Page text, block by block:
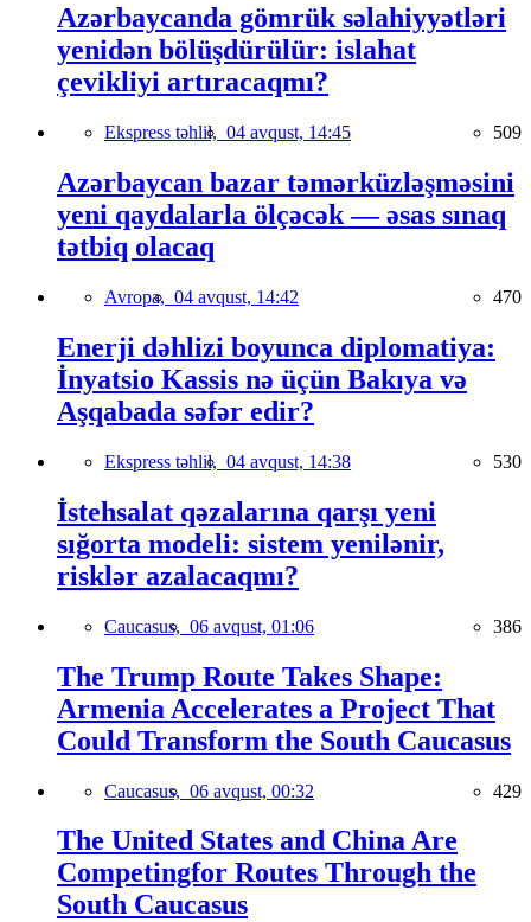
Azərbaycanda gömrük səlahiyyətləri
yenidən bölüşdürülür: islahat
çevikliyi artıracaqmı?
Ekspress təhlil, 04 avqust, 14:45 509
Azərbaycan bazar təmərküzləşməsini
yeni qaydalarla ölçəcək — əsas sınaq
tətbiq olacaq
Avropa, 04 avqust, 14:42 470
Enerji dəhlizi boyunca diplomatiya:
İnyatsio Kassis nə üçün Bakıya və
Aşqabada səfər edir?
Ekspress təhlil, 04 avqust, 14:38 530
İstehsalat qəzalarına qarşı yeni
sığorta modeli: sistem yenilənir,
risklər azalacaqmı?
Caucasus, 06 avqust, 01:06 386
The Trump Route Takes Shape:
Armenia Accelerates a Project That
Could Transform the South Caucasus
Caucasus, 06 avqust, 00:32 429
The United States and China Are
Competingfor Routes Through the
South Caucasus